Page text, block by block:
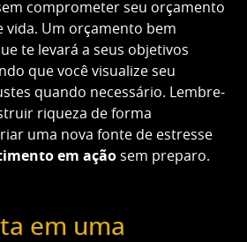
comprometer seu orçamento
vida. Um orçamento bem
te levará a seus objetivos
que você visualize seu
quando necessário. Lembre-
riqueza de forma
uma nova fonte de estresse
em ação sem preparo.
em uma